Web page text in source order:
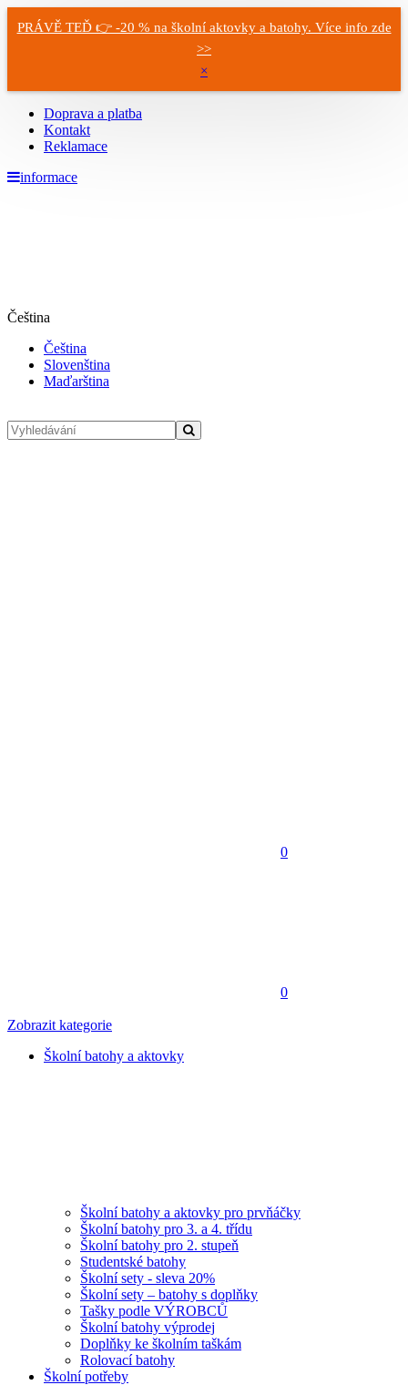
PRÁVĚ TEĎ 👉 -20 % na školní aktovky a batohy. Více info zde
>>
×
Doprava a platba
Kontakt
Reklamace
informace
Čeština
Čeština
Slovenština
Maďarština
0
0
Zobrazit kategorie
Školní batohy a aktovky
Školní batohy a aktovky pro prvňáčky
Školní batohy pro 3. a 4. třídu
Školní batohy pro 2. stupeň
Studentské batohy
Školní sety - sleva 20%
Školní sety – batohy s doplňky
Tašky podle VÝROBCŮ
Školní batohy výprodej
Doplňky ke školním taškám
Rolovací batohy
Školní potřeby